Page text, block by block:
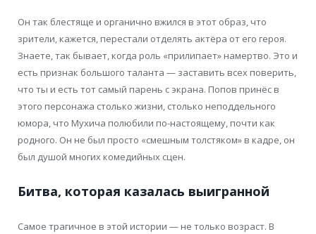
Он так блестяще и органично вжился в этот образ, что
зрители, кажется, перестали отделять актёра от его героя.
Знаете, так бывает, когда роль «прилипает» намертво. Это и
есть признак большого таланта — заставить всех поверить,
что ты и есть тот самый парень с экрана. Попов принёс в
этого персонажа столько жизни, столько неподдельного
юмора, что Мухича полюбили по-настоящему, почти как
родного. Он не был просто «смешным толстяком» в кадре, он
был душой многих комедийных сцен.
Битва, которая казалась выигранной
Самое трагичное в этой истории — не только возраст. В